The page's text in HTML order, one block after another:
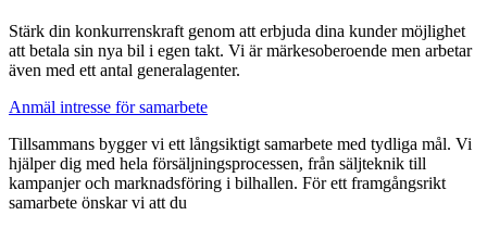
Stärk din konkurrenskraft genom att erbjuda dina kunder möjlighet
att betala sin nya bil i egen takt. Vi är märkesoberoende men arbetar
även med ett antal generalagenter.
Anmäl intresse för samarbete
Tillsammans bygger vi ett långsiktigt samarbete med tydliga mål. Vi
hjälper dig med hela försäljningsprocessen, från säljteknik till
kampanjer och marknadsföring i bilhallen. För ett framgångsrikt
samarbete önskar vi att du